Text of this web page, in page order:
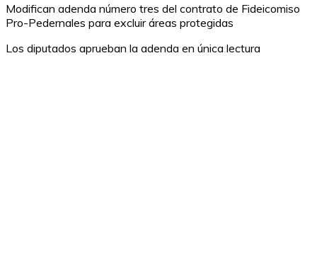
Modifican adenda número tres del contrato de Fideicomiso
Pro-Pedernales para excluir áreas protegidas
Los diputados aprueban la adenda en única lectura